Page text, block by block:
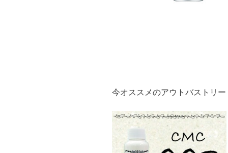
今オススメのアウトバストリ